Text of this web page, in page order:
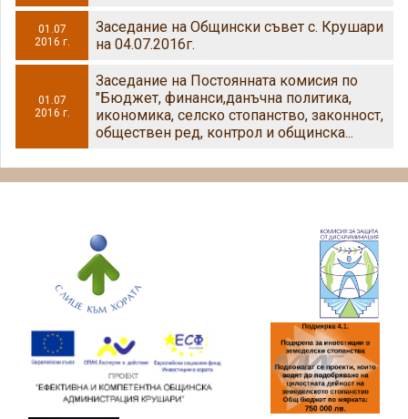
01.07
2016 г.
Заседание на Общински съвет с. Крушари
на 04.07.2016г.
01.07
2016 г.
Заседание на Постоянната комисия по
"Бюджет, финанси,данъчна политика,
икономика, селско стопанство, законност,
обществен ред, контрол и общинска...